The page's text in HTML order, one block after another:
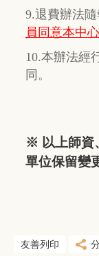
9.退費辦法
員同意本中
10.本辦法經
同。
※ 以上師資
單位保留變
友善列印